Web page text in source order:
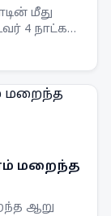
மீது
4 நாட்கள்
மறைந்த
ஆறு